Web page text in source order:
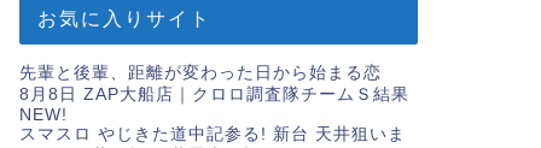
お気に入りサイト
先輩と後輩、距離が変わった日から始まる恋
8月8日 ZAP大船店｜クロロ調査隊チームＳ結果
NEW!
スマスロ やじきた道中記参る! 新台 天井狙いま